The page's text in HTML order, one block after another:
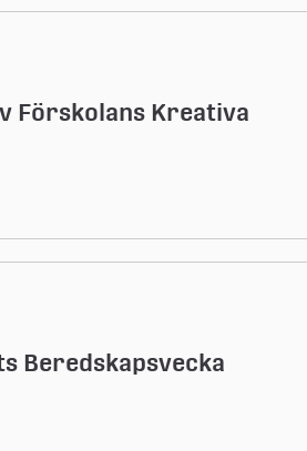
Förskolans Kreativa
Beredskapsvecka